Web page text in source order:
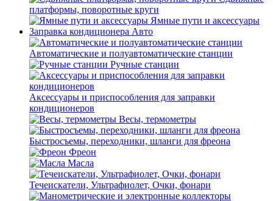
платформы, поворотные круги
Ямные пути и аксессуары
Заправка кондиционера Авто
Автоматические и полуавтоматические станции
Ручные станции
Аксессуары и приспособления для заправки
кондиционеров
Весы, термометры
Быстросъемы, переходники, шланги для фреона
Фреон
Масла
Течеискатели, Ультрафиолет, Очки, фонари